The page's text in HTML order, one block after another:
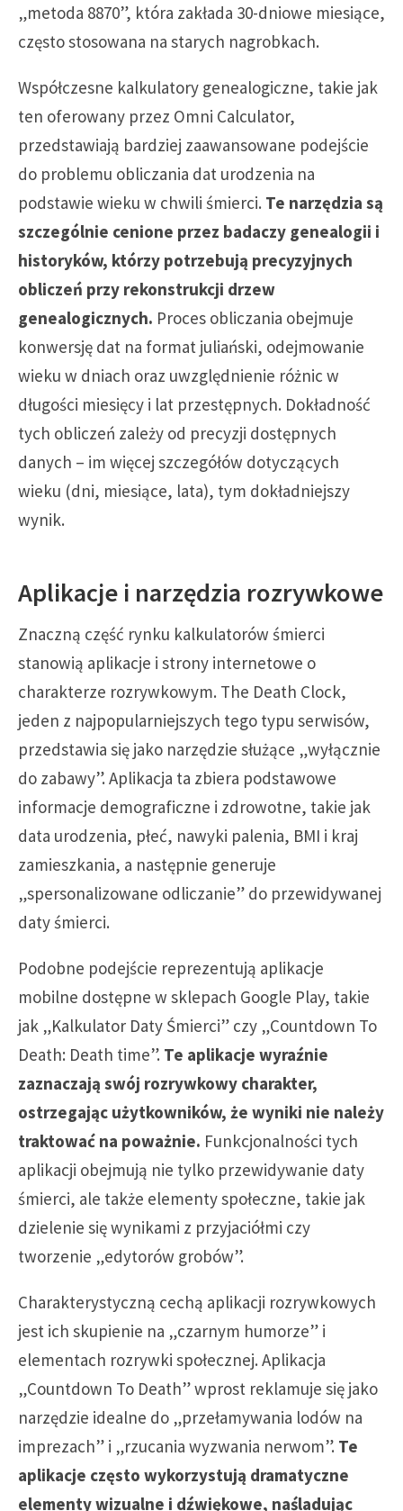
„metoda 8870”, która zakłada 30-dniowe miesiące,
często stosowana na starych nagrobkach.
Współczesne kalkulatory genealogiczne, takie jak
ten oferowany przez Omni Calculator,
przedstawiają bardziej zaawansowane podejście
do problemu obliczania dat urodzenia na
podstawie wieku w chwili śmierci. Te narzędzia są
szczególnie cenione przez badaczy genealogii i
historyków, którzy potrzebują precyzyjnych
obliczeń przy rekonstrukcji drzew
genealogicznych. Proces obliczania obejmuje
konwersję dat na format juliański, odejmowanie
wieku w dniach oraz uwzględnienie różnic w
długości miesięcy i lat przestępnych. Dokładność
tych obliczeń zależy od precyzji dostępnych
danych – im więcej szczegółów dotyczących
wieku (dni, miesiące, lata), tym dokładniejszy
wynik.
Aplikacje i narzędzia rozrywkowe
Znaczną część rynku kalkulatorów śmierci
stanowią aplikacje i strony internetowe o
charakterze rozrywkowym. The Death Clock,
jeden z najpopularniejszych tego typu serwisów,
przedstawia się jako narzędzie służące „wyłącznie
do zabawy”. Aplikacja ta zbiera podstawowe
informacje demograficzne i zdrowotne, takie jak
data urodzenia, płeć, nawyki palenia, BMI i kraj
zamieszkania, a następnie generuje
„spersonalizowane odliczanie” do przewidywanej
daty śmierci.
Podobne podejście reprezentują aplikacje
mobilne dostępne w sklepach Google Play, takie
jak „Kalkulator Daty Śmierci” czy „Countdown To
Death: Death time”. Te aplikacje wyraźnie
zaznaczają swój rozrywkowy charakter,
ostrzegając użytkowników, że wyniki nie należy
traktować na poważnie. Funkcjonalności tych
aplikacji obejmują nie tylko przewidywanie daty
śmierci, ale także elementy społeczne, takie jak
dzielenie się wynikami z przyjaciółmi czy
tworzenie „edytorów grobów”.
Charakterystyczną cechą aplikacji rozrywkowych
jest ich skupienie na „czarnym humorze” i
elementach rozrywki społecznej. Aplikacja
„Countdown To Death” wprost reklamuje się jako
narzędzie idealne do „przełamywania lodów na
imprezach” i „rzucania wyzwania nerwom”. Te
aplikacje często wykorzystują dramatyczne
elementy wizualne i dźwiękowe, naśladując